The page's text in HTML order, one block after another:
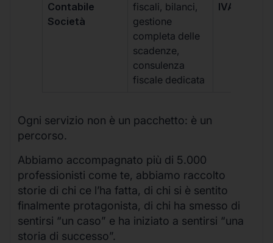
Contabile
Società
fiscali, bilanci,
gestione
completa delle
scadenze,
consulenza
fiscale dedicata
IVA/
Ogni servizio non è un pacchetto: è un
percorso.
Abbiamo accompagnato più di 5.000
professionisti come te, abbiamo raccolto
storie di chi ce l’ha fatta, di chi si è sentito
finalmente protagonista, di chi ha smesso di
sentirsi “un caso” e ha iniziato a sentirsi “una
storia di successo”.